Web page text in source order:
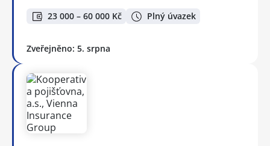
23 000 – 60 000 Kč Plný úvazek
Zveřejněno: 5. srpna